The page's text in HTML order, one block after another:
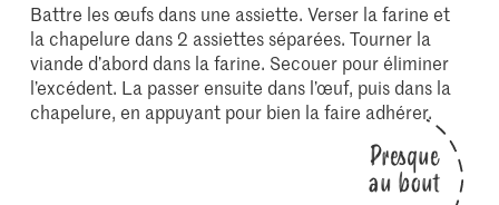
Battre les œufs dans une assiette. Verser la farine et
la chapelure dans 2 assiettes séparées. Tourner la
viande d’abord dans la farine. Secouer pour éliminer
l’excédent. La passer ensuite dans l’œuf, puis dans la
chapelure, en appuyant pour bien la faire adhérer.
Presque
au bout